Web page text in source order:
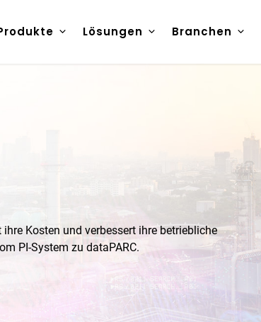
Lösungen Branchen
Kosten und verbessert ihre betriebliche
PI-System zu dataPARC.